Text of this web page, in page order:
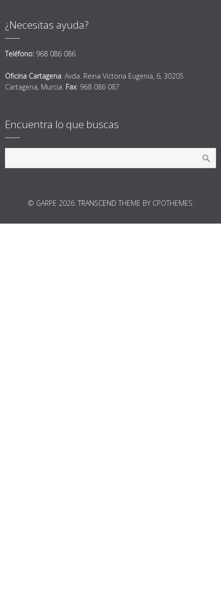
¿Necesitas ayuda?
Teléfono: 968 086 086
Oficina Cartagena: Avda. Reina Victoria Eugenia, 6, 30205
Cartagena, Murcia. Fax: 968 086 087
Encuentra lo que buscas
© GARPE 2026. TRANSCEND THEME BY CPOTHEMES.